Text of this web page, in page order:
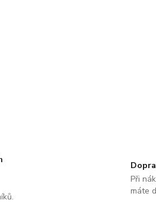
Při
máte